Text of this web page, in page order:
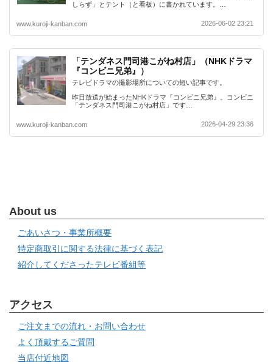
しらず」とテント（と看板）に書かれています。…
www.kuroji-kanban.com 2026-06-02 23:21
「テンダネス門司港こがね村店」（NHKドラマ
『コンビニ兄弟』）
テレビドラマの撮影場所についての短い記事です。
昨日放送が始まったNHKドラマ『コンビニ兄弟』。コンビニ
「テンダネス門司港こがね村店」です…
www.kuroji-kanban.com 2026-04-29 23:36
About us
ごあいさつ・事業所概要
特定商取引に関する法律に基づく表記
紹介してくださったテレビ番組等
アクセス
ご注文までの流れ・お問い合わせ
よく頂戴するご質問
当店付近地図